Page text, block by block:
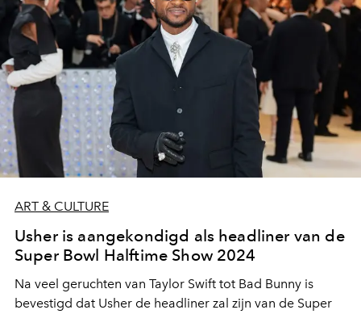
ART & CULTURE
Usher is aangekondigd als headliner van de
Super Bowl Halftime Show 2024
Na veel geruchten van Taylor Swift tot Bad Bunny is
bevestigd dat Usher de headliner zal zijn van de Super